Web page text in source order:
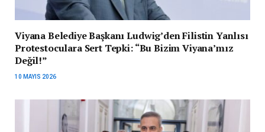
Viyana Belediye Başkanı Ludwig’den Filistin Yanlısı
Protestoculara Sert Tepki: “Bu Bizim Viyana’mız
Değil!”
10 MAYIS 2026